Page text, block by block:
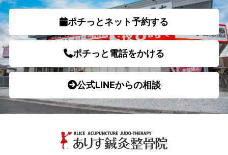
ポチっとネット予約する
ポチっと電話をかける
公式LINEからの相談